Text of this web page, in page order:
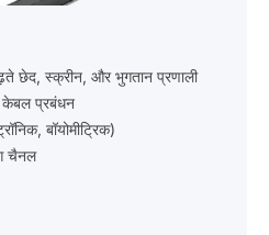
छेद, स्क्रीन, और भुगतान प्रणाली
प्रबंधन
बॉयोमीट्रिक)
चैनल